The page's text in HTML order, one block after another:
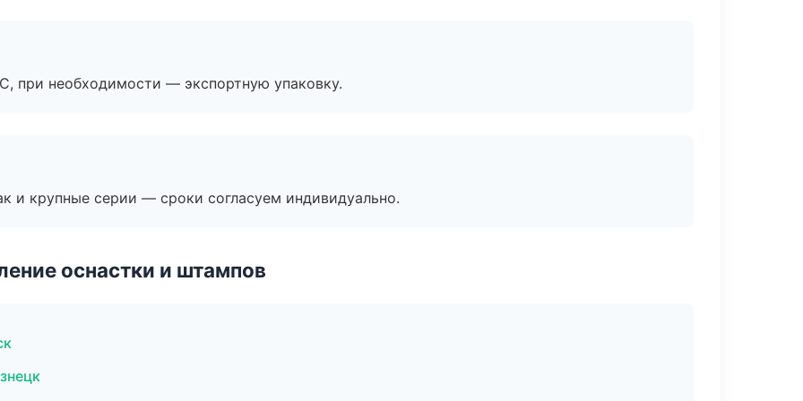
при необходимости — экспортную упаковку.
и крупные серии — сроки согласуем индивидуально.
оснастки и штампов